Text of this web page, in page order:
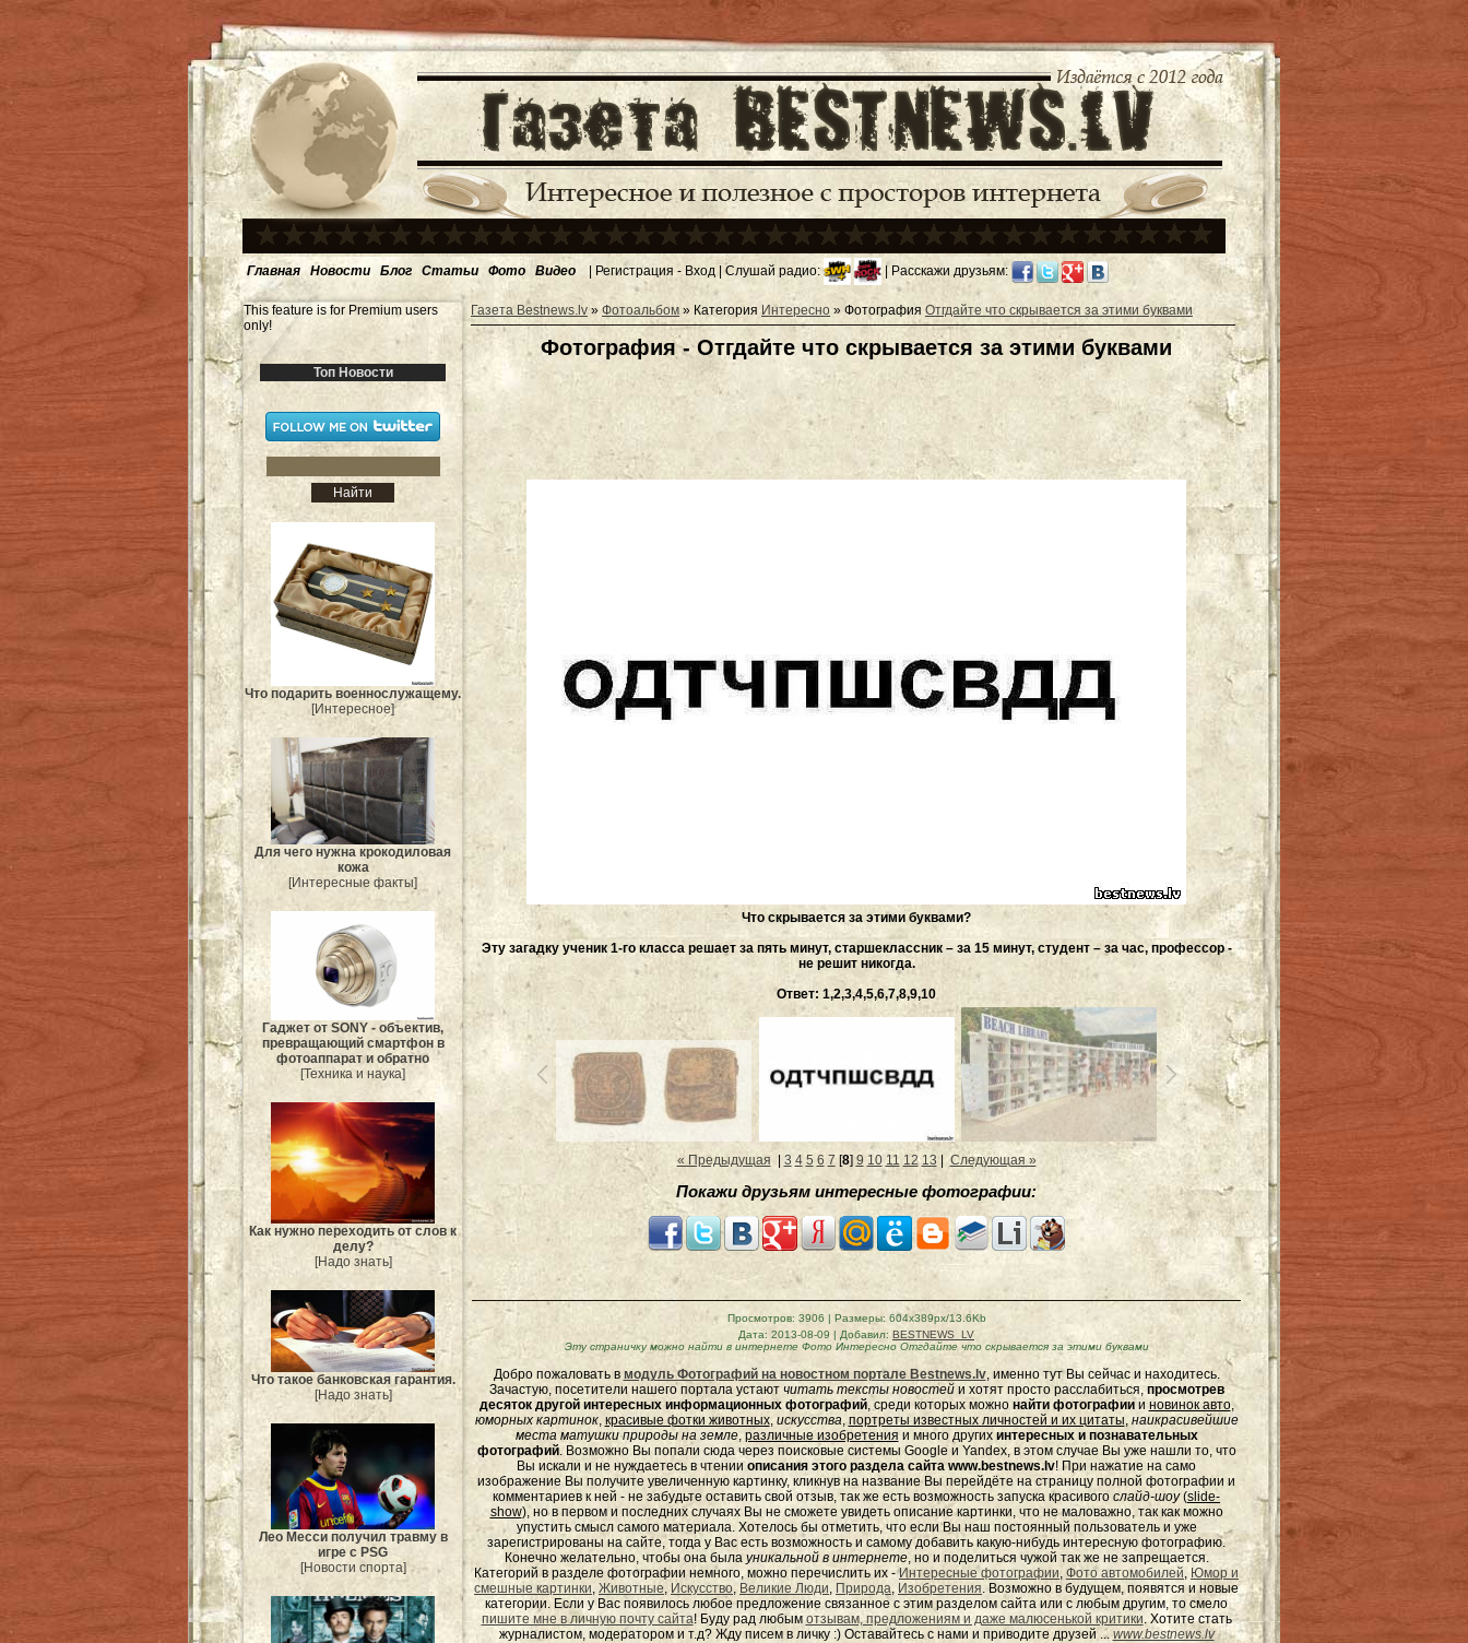
Главная Новости Блог Статьи Фото Видео | Регистрация - Вход | Слушай радио: | Расскажи друзьям:
This feature is for Premium users
only!
Топ Новости
Что подарить военнослужащему.
[Интересное]
Для чего нужна крокодиловая
кожа
[Интересные факты]
Гаджет от SONY - объектив,
превращающий смартфон в
фотоаппарат и обратно
[Техника и наука]
Как нужно переходить от слов к
делу?
[Надо знать]
Что такое банковская гарантия.
[Надо знать]
Лео Месси получил травму в
игре с PSG
[Новости спорта]
Газета Bestnews.lv» Фотоальбом » Категория Интересно » Фотография Отгдайте что скрывается за этими буквами
Фотография - Отгдайте что скрывается за этими буквами
Что скрывается за этими буквами?
Эту загадку ученик 1-го класса решает за пять минут, старшеклассник – за 15 минут, студент – за час, профессор -
не решит никогда.
Ответ: 1,2,3,4,5,6,7,8,9,10
« Предыдущая 3 4 5 6 7 [8] 9 10 11 12 13 Следующая »
Покажи друзьям интересные фотографии:
Просмотров: 3906 | Размеры: 604x389px/13.6Kb
Дата: 2013-08-09 | Добавил: BESTNEWS_LV
Эту страничку можно найти в интернете Фото Интересно Отгдайте что скрывается за этими буквами
Добро пожаловать в модуль Фотографий на новостном портале Bestnews.lv, именно тут Вы сейчас и находитесь.
Зачастую, посетители нашего портала устают читать тексты новостейи хотят просто расслабиться, просмотрев
десяток другой интересных информационных фотографий, среди которых можно найти фотографиии новинок авто,
юморныхкартинок, красивые фотки животных, искусства, портреты известных личностей и их цитаты, наикрасивейшие
места матушки природы на земле, различные изобретения и много других интересных и познавательных
фотографий. Возможно Вы попали сюда через поисковые системы Google и Yandex, в этом случае Вы уже нашли то, что
Вы искали и не нуждаетесь в чтенииописания этого раздела сайта www.bestnews.lv! При нажатие на само
изображение Вы получите увеличенную картинку, кликнув на название Вы перейдёте на страницу полной фотографии и
комментариев к ней - не забудьте оставить свой отзыв, так же есть возможность запуска красивого слайд-шоу(slide-
show), но в первом и последних случаях Вы не сможете увидеть описание картинки, что не маловажно, так как можно
упустить смысл самого материала. Хотелось бы отметить, что если Вы наш постоянный пользователь и уже
зарегистрированы на сайте, тогда у Вас есть возможность и самому добавить какую-нибудь интересную фотографию.
Конечно желательно, чтобы она была уникальной в интернете, но и поделиться чужой так же не запрещается.
Категорий в разделе фотографии немного, можно перечислить их -Интересные фотографии, Фото автомобилей, Юмор и
смешные картинки, Животные, Искусство, Великие Люди, Природа, Изобретения. Возможно в будущем, появятся и новые
категории. Если у Вас появилось любое предложение связанное с этим разделом сайта или с любым другим, то смело
пишите мне в личную почту сайта! Буду рад любым отзывам, предложениям и даже малюсенькой критики. Хотите стать
журналистом, модератором и т.д? Жду писем в личку:) Оставайтесь с нами и приводите друзей ...www.bestnews.lv